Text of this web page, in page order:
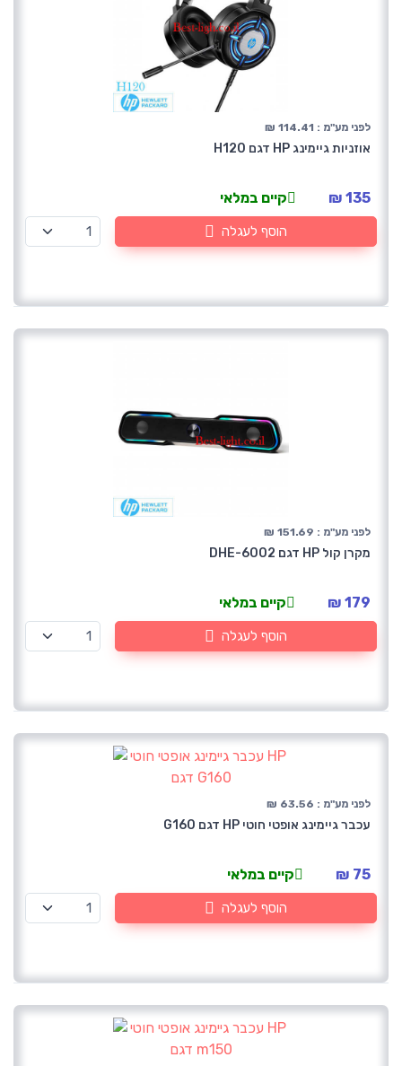
לפני מע"מ : 114.41 ₪
אוזניות גיימינג HP דגם H120
135 ₪ קיים במלאי
הוסף לעגלה
לפני מע"מ : 151.69 ₪
מקרן קול HP דגם DHE-6002
179 ₪ קיים במלאי
הוסף לעגלה
לפני מע"מ : 63.56 ₪
עכבר גיימינג אופטי חוטי HP דגם G160
75 ₪ קיים במלאי
הוסף לעגלה